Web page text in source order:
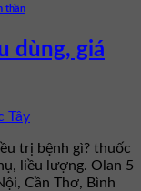
thần
dùng, giá
Tây
trị bệnh gì? thuốc
liều lượng. Olan 5
Cần Thơ, Bình